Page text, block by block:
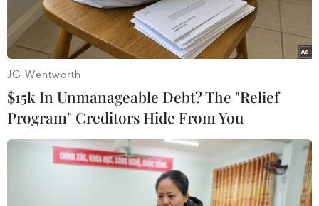
nay.
JG Wentworth
$15k In Unmanageable Debt? The "Relief
Program" Creditors Hide From You